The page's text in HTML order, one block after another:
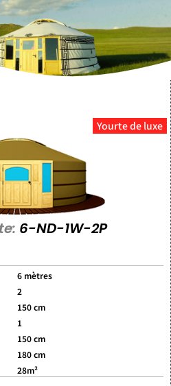
Yourte de luxe
6-ND-1W-2P
6 mètres
2
150 cm
1
150 cm
180 cm
28m²